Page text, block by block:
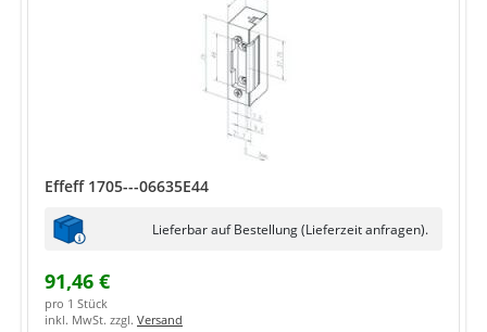
Effeff 1705---06635E44
Lieferbar auf Bestellung (Lieferzeit anfragen).
91,46 €
pro 1 Stück
inkl. MwSt. zzgl. Versand